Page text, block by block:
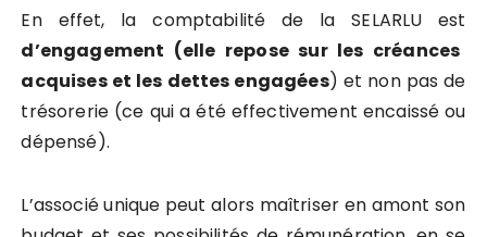
En effet, la comptabilité de la SELARLU est
d’engagement (elle repose sur les créances
acquises et les dettes engagées) et non pas de
trésorerie (ce qui a été effectivement encaissé ou
dépensé).
L’associé unique peut alors maîtriser en amont son